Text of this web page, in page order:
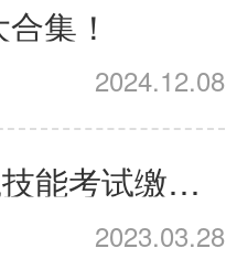
集！
2024.12.08
2023年全国各考区临床执业医师实践技能考试缴费时间|方式|入口|流程汇总
2023.03.28